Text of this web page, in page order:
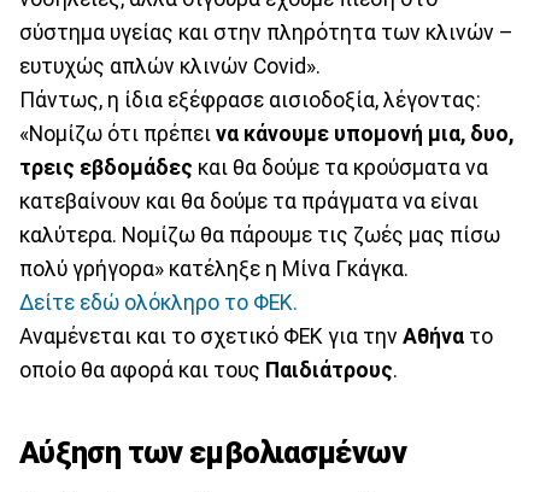
σύστημα υγείας και στην πληρότητα των κλινών –
ευτυχώς απλών κλινών Covid».
Πάντως, η ίδια εξέφρασε αισιοδοξία, λέγοντας:
«Νομίζω ότι πρέπει να κάνουμε υπομονή μια, δυο,
τρεις εβδομάδες και θα δούμε τα κρούσματα να
κατεβαίνουν και θα δούμε τα πράγματα να είναι
καλύτερα. Νομίζω θα πάρουμε τις ζωές μας πίσω
πολύ γρήγορα» κατέληξε η Μίνα Γκάγκα.
Δείτε εδώ ολόκληρο το ΦΕΚ.
Αναμένεται και το σχετικό ΦΕΚ για την Αθήνα το
οποίο θα αφορά και τους Παιδιάτρους.
Αύξηση των εμβολιασμένων